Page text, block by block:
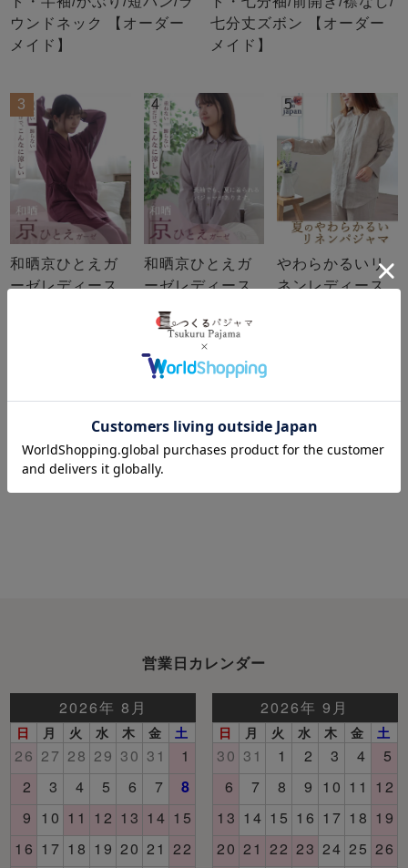
ウンドネック 【オーダー
メイド】
七分丈ズボン 【オーダー
メイド】
3
和晒京ひとえガ
ーゼレディース
4
和晒京ひとえガ
ーゼレディース
ット・長袖/前開
き/襟あり 【オー
ダーメイド】
5
やわらかるいリ
ネンレディース
もっと見る
営業日カレンダー